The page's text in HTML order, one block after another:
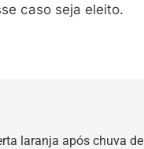
caso seja eleito.
laranja após chuva de